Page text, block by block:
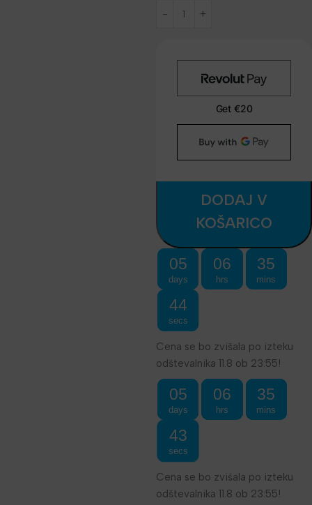
DODAJ V
KOŠARICO
05
days
06
hrs
35
mins
43
secs
Cena se bo zvišala po izteku
odštevalnika 11.8 ob 23:55!
05
days
06
hrs
35
mins
42
secs
Cena se bo zvišala po izteku
odštevalnika 11.8 ob 23:55!